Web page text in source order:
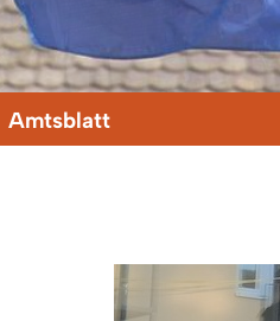
Amtsblatt